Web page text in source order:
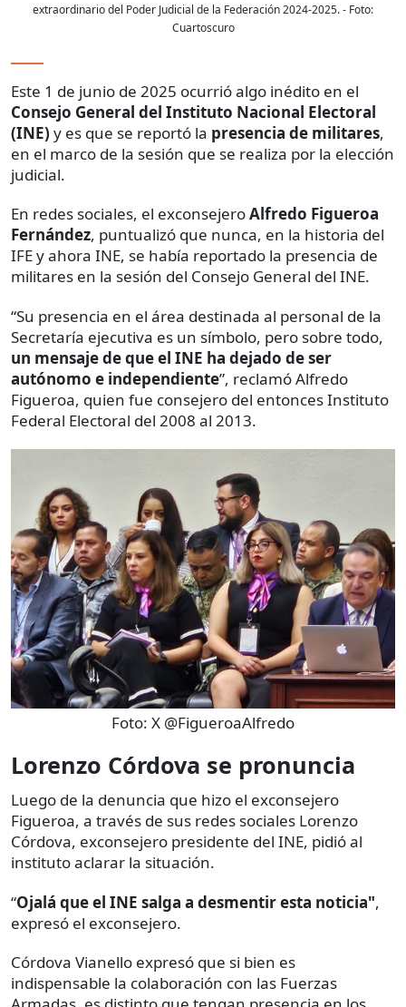
extraordinario del Poder Judicial de la Federación 2024-2025.- Foto:
Cuartoscuro
Este 1 de junio de 2025 ocurrió algo inédito en el
Consejo General del Instituto Nacional Electoral
(INE) y es que se reportó la presencia de militares,
en el marco de la sesión que se realiza por la elección
judicial.
En redes sociales, el exconsejeroAlfredo Figueroa
Fernández, puntualizó que nunca, en la historia del
IFE y ahora INE, se había reportado la presencia de
militares en la sesión del Consejo General del INE.
“Su presencia en el área destinada al personal de la
Secretaría ejecutiva es un símbolo, pero sobre todo,
un mensaje de que el INE ha dejado de ser
autónomo e independiente”, reclamó Alfredo
Figueroa, quien fue consejero del entonces Instituto
Federal Electoral del 2008 al 2013.
Foto: X @FigueroaAlfredo
Lorenzo Córdova se pronuncia
Luego de la denuncia que hizo el exconsejero
Figueroa, a través de sus redes sociales Lorenzo
Córdova, exconsejero presidente del INE, pidió al
instituto aclarar la situación.
“Ojalá que el INE salga a desmentir esta noticia",
expresó el exconsejero.
Córdova Vianello expresó que si bien es
indispensable la colaboración con las Fuerzas